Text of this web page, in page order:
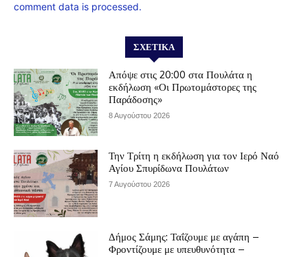
comment data is processed.
ΣΧΕΤΙΚΆ
Απόψε στις 20:00 στα Πουλάτα η
εκδήλωση «Οι Πρωτομάστορες της
Παράδοσης»
8 Αυγούστου 2026
Την Τρίτη η εκδήλωση για τον Ιερό Ναό
Αγίου Σπυρίδωνα Πουλάτων
7 Αυγούστου 2026
Δήμος Σάμης: Ταΐζουμε με αγάπη –
Φροντίζουμε με υπευθυνότητα –